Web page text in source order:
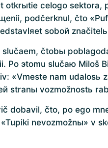
otkrыtie celogo sektora,
podčerknul, čto
soboй
slučaem, čtobы
Po эtomu slučaю Miloš
«Vmeste nam
stranы vozmožnostь
dobavil, čto, po ego
nevozmožnы» v